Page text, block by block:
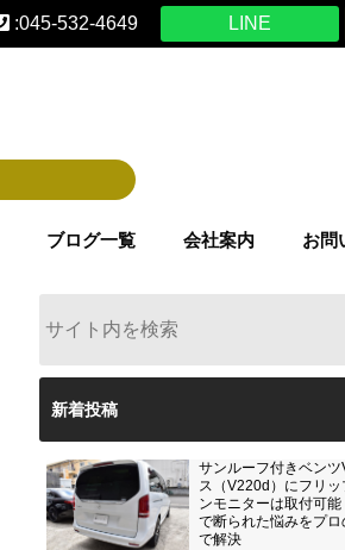
LINE
:045-532-4649
ブログ一覧 会社案内 お問
新着投稿
サンルーフ付きベンツ
ス（V220d）にフリッ
ンモニターは取付可能
で断られた悩みをプロ
で解決